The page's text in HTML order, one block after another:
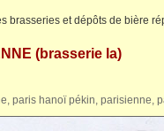
brasseries et dépôts de bière
(brasserie la)
paris hanoï pékin, parisienne,